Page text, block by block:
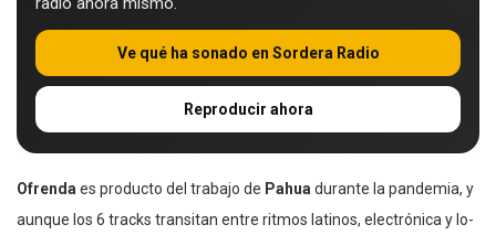
Ve qué ha sonado en Sordera Radio
Reproducir ahora
Ofrenda es producto del trabajo de Pahua durante la pandemia, y
aunque los 6 tracks transitan entre ritmos latinos, electrónica y lo-